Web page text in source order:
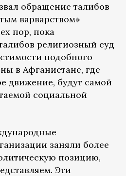
обращение талибов
варварством»
пор, пока
религиозный суд
подобного
в Афганистане, где
движение, будут самой
социальной
заняли более
позицию,
Эти